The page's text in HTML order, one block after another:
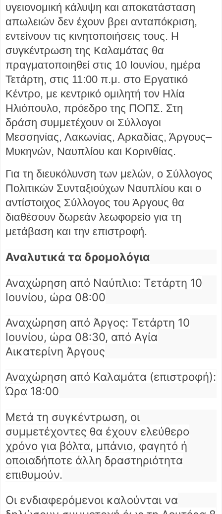
υγειονομική κάλυψη και αποκατάσταση
απωλειών δεν έχουν βρει ανταπόκριση,
εντείνουν τις κινητοποιήσεις τους. Η
συγκέντρωση της Καλαμάτας θα
πραγματοποιηθεί στις 10 Ιουνίου, ημέρα
Τετάρτη, στις 11:00 π.μ. στο Εργατικό
Κέντρο, με κεντρικό ομιλητή τον Ηλία
Ηλιόπουλο, πρόεδρο της ΠΟΠΣ. Στη
δράση συμμετέχουν οι Σύλλογοι
Μεσσηνίας, Λακωνίας, Αρκαδίας, Άργους–
Μυκηνών, Ναυπλίου και Κορινθίας.
Για τη διευκόλυνση των μελών, ο Σύλλογος
Πολιτικών Συνταξιούχων Ναυπλίου και ο
αντίστοιχος Σύλλογος του Άργους θα
διαθέσουν δωρεάν λεωφορείο για τη
μετάβαση και την επιστροφή.
Αναλυτικά τα δρομολόγια
Αναχώρηση από Ναύπλιο: Τετάρτη 10
Ιουνίου, ώρα 08:00
Αναχώρηση από Άργος: Τετάρτη 10
Ιουνίου, ώρα 08:30, από Αγία
Αικατερίνη Άργους
Αναχώρηση από Καλαμάτα (επιστροφή):
Ώρα 18:00
Μετά τη συγκέντρωση, οι
συμμετέχοντες θα έχουν ελεύθερο
χρόνο για βόλτα, μπάνιο, φαγητό ή
οποιαδήποτε άλλη δραστηριότητα
επιθυμούν.
Οι ενδιαφερόμενοι καλούνται να